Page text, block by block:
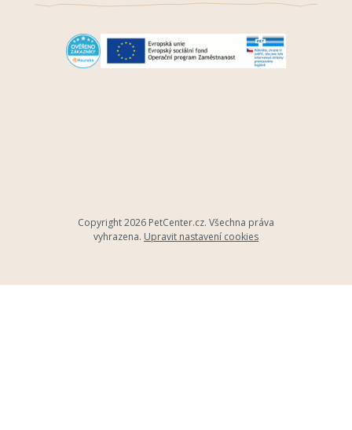
Copyright 2026 PetCenter.cz. Všechna práva
vyhrazena. Upravit nastavení cookies